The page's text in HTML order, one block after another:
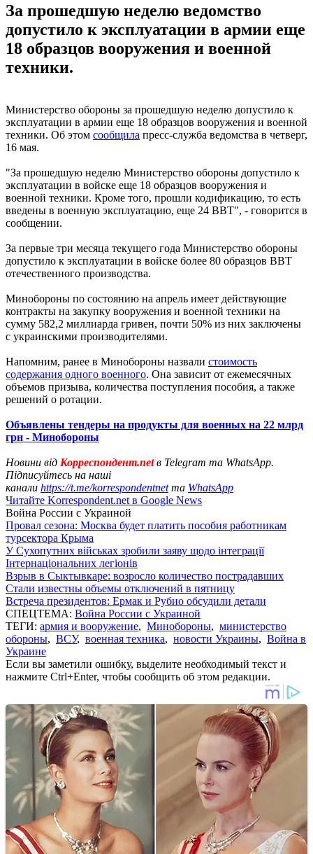
За прошедшую неделю ведомство
допустило к эксплуатации в армии еще
18 образцов вооружения и военной
техники.
Министерство обороны за прошедшую неделю допустило к
эксплуатации в армии еще 18 образцов вооружения и военной
техники. Об этом сообщила пресс-служба ведомства в четверг,
16 мая.
"За прошедшую неделю Министерство обороны допустило к
эксплуатации в войске еще 18 образцов вооружения и
военной техники. Кроме того, прошли кодификацию, то есть
введены в военную эксплуатацию, еще 24 ВВТ", - говорится в
сообщении.
За первые три месяца текущего года Министерство обороны
допустило к эксплуатации в войске более 80 образцов ВВТ
отечественного производства.
Минобороны по состоянию на апрель имеет действующие
контракты на закупку вооружения и военной техники на
сумму 582,2 миллиарда гривен, почти 50% из них заключены
с украинскими производителями.
Напомним, ранее в Минобороны назвали стоимость
содержания одного военного. Она зависит от ежемесячных
объемов призыва, количества поступления пособия, а также
решений о ротации.
Объявлены тендеры на продукты для военных на 22 млрд
грн - Минобороны
Новини від Корреспондент.netв Telegram та WhatsApp.
Підписуйтесь на наші
канали https://t.me/korrespondentnetта WhatsApp
Читайте Korrespondent.net в Google News
Война России с Украиной
Провал сезона: Москва будет платить пособия работникам
турсектора Крыма
У Сухопутних військах зробили заяву щодо інтеграції
Інтернаціональних легіонів
Взрыв в Сыктывкаре: возросло количество пострадавших
Стали известны объемы отключений в пятницу
Встреча президентов: Ермак и Рубио обсудили детали
СПЕЦТЕМА: Война России с Украиной
ТЕГИ: армия и вооружение, Минобороны, министерство
обороны, ВСУ, военная техника, новости Украины, Война в
Украине
Если вы заметили ошибку, выделите необходимый текст и
нажмите Ctrl+Enter, чтобы сообщить об этом редакции.